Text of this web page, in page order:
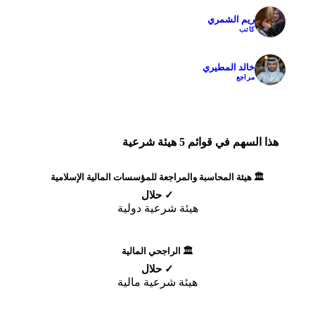
ريم الشمري
كاتب
خالد المطيري
مراجع
هذا السهم في قوائم 5 هيئة شرعية
🏛️ هيئة المحاسبة والمراجعة للمؤسسات المالية الإسلامية
✓ حلال
هيئة شرعية دولية
🏛️ الراجحي المالية
✓ حلال
هيئة شرعية مالية